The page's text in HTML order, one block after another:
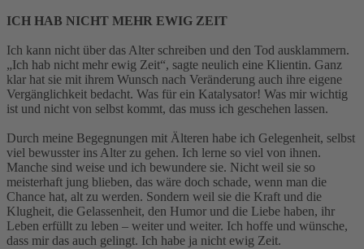
ICH HAB NICHT MEHR EWIG ZEIT
Ich kann nicht über das Alter schreiben und den Tod ausklammern.
„Ich hab nicht mehr ewig Zeit“, sagte neulich eine Klientin. Ganz
klar hat sie mit ihrem Wunsch nach Veränderung auch ihre eigene
Vergänglichkeit bedacht. Was für ein Katalysator! Was mir wichtig
ist und nicht von selbst kommt, das muss ich geschehen lassen.
Durch meine Begegnungen mit Älteren habe ich Gelegenheit, selbst
viel bewusster ins Alter zu gehen. Ich lerne so viel von ihnen.
Manche sind weise und ich bewundere sie. Nicht weil sie so
meisterhaft jung blieben, das wäre doch schade, wenn man die
Chance hat, alt zu werden. Sondern weil sie die Kraft und die
Klugheit, die Gelassenheit, den Humor und die Liebe haben, ihr
Leben erfüllt zu leben – weiter und weiter. Ich hoffe und wünsche,
dass mir das auch gelingt. Ich habe ja nicht ewig Zeit.